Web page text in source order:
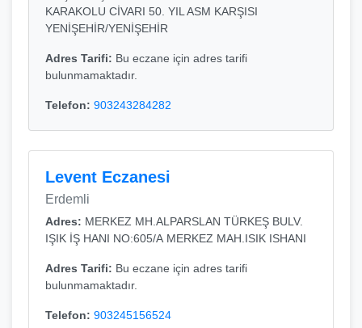
KARAKOLU CİVARI 50. YIL ASM KARŞISI
YENİŞEHİR/YENİŞEHİR
Adres Tarifi: Bu eczane için adres tarifi
bulunmamaktadır.
Telefon: 903243284282
Levent Eczanesi
Erdemli
Adres: MERKEZ MH.ALPARSLAN TÜRKEŞ BULV.
IŞIK İŞ HANI NO:605/A MERKEZ MAH.ISIK ISHANI
Adres Tarifi: Bu eczane için adres tarifi
bulunmamaktadır.
Telefon: 903245156524